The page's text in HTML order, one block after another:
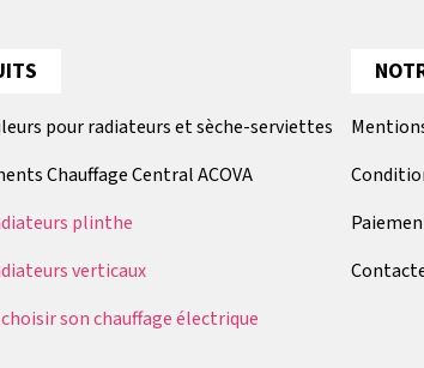
pour radiateurs et sèche-serviettes
Chauffage Central ACOVA
plinthe
verticaux
son chauffage électrique